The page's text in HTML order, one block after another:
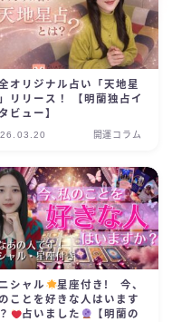
オリジナル占い「天地星
リリース！ 【明蘭独占イ
ビュー】
開運コラム
シャル
星座付き! 今、
ことを好きな人はいます
占いました
【明蘭の